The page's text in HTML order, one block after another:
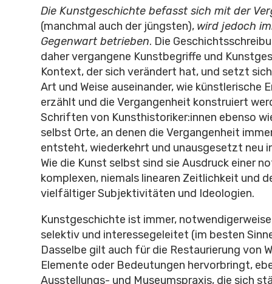
Die Kunstgeschichte befasst sich mit der
(manchmal auch der jüngsten), wird jedoch
Gegenwart betrieben. Die
daher vergangene Kunstbegriffe und
Kontext, der sich verändert hat, und setzt
Art und Weise auseinander, wie künstlerische
erzählt und die Vergangenheit konstruiert
Schriften von Kunsthistoriker:innen ebenso
selbst Orte, an denen die Vergangenheit
entsteht, wiederkehrt und unausgesetzt neu
Wie die Kunst selbst sind sie Ausdruck einer
komplexen, niemals linearen Zeitlichkeit und
vielfältiger Subjektivitäten und Ideologien.
Kunstgeschichte ist immer,
selektiv und interessegeleitet (im besten
Dasselbe gilt auch für die Restaurierung von
Elemente oder Bedeutungen hervorbringt,
Ausstellungs- und Museumspraxis, die sich